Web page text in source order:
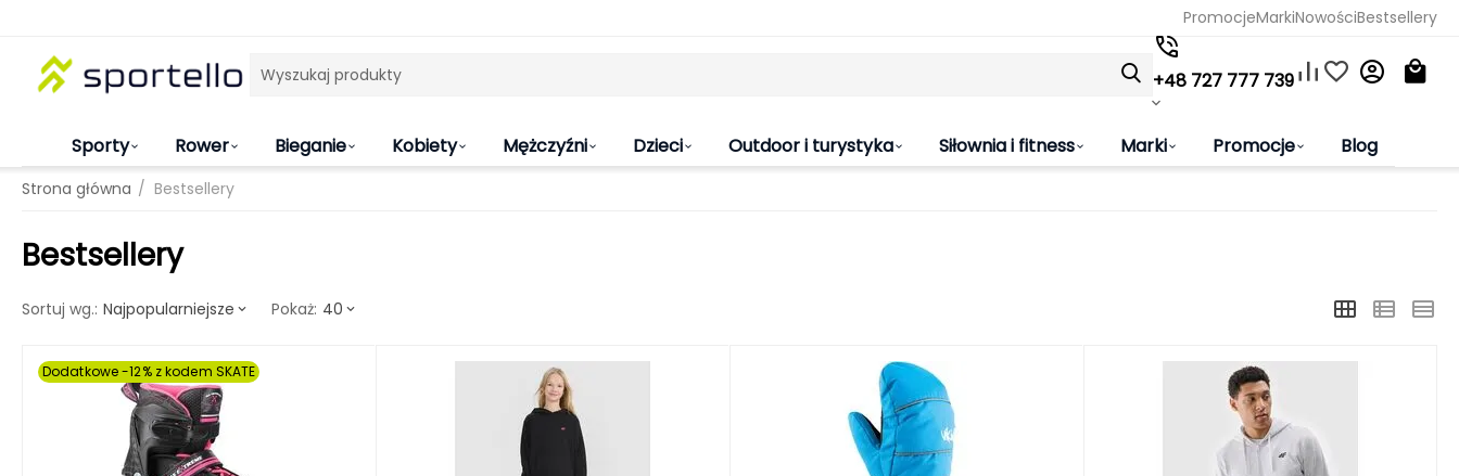
PromocjeMarkiNowościBestsellery
+48 727 777 739
Sporty Rower Bieganie Kobiety Mężczyźni Dzieci Outdoor i turystyka Siłownia i fitness Marki Promocje Blog
Strona główna / Bestsellery
Bestsellery
Sortuj wg.: Najpopularniejsze Pokaż: 40
Dodatkowe -12% z kodem SKATE